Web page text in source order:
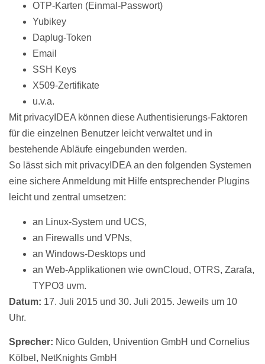
OTP-Karten (Einmal-Passwort)
Yubikey
Daplug-Token
Email
SSH Keys
X509-Zertifikate
u.v.a.
Mit privacyIDEA können diese Authentisierungs-Faktoren
für die einzelnen Benutzer leicht verwaltet und in
bestehende Abläufe eingebunden werden.
So lässt sich mit privacyIDEA an den folgenden Systemen
eine sichere Anmeldung mit Hilfe entsprechender Plugins
leicht und zentral umsetzen:
an Linux-System und UCS,
an Firewalls und VPNs,
an Windows-Desktops und
an Web-Applikationen wie ownCloud, OTRS, Zarafa,
TYPO3 uvm.
Datum: 17. Juli 2015 und 30. Juli 2015. Jeweils um 10
Uhr.
Sprecher: Nico Gulden, Univention GmbH und Cornelius
Kölbel, NetKnights GmbH